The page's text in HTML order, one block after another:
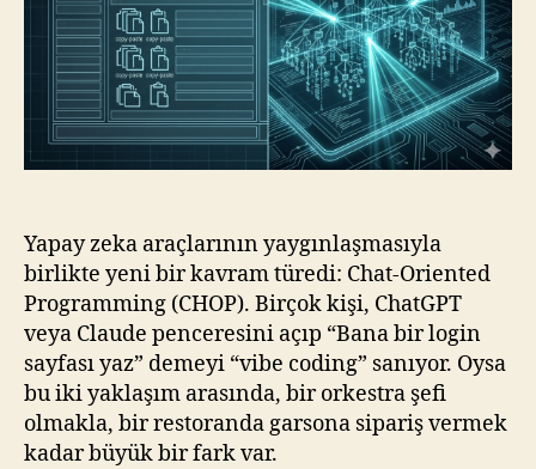
Oriented
için
Yapay zeka araçlarının yaygınlaşmasıyla
birlikte yeni bir kavram türedi: Chat-Oriented
Programming (CHOP). Birçok kişi, ChatGPT
veya Claude penceresini açıp “Bana bir login
sayfası yaz” demeyi “vibe coding” sanıyor. Oysa
bu iki yaklaşım arasında, bir orkestra şefi
olmakla, bir restoranda garsona sipariş vermek
kadar büyük bir fark var.